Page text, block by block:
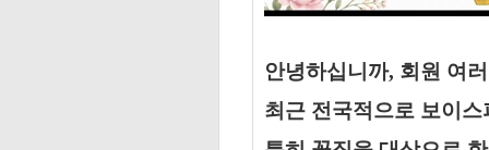
안녕하십니까, 회원 여
최근 전국적으로 보이